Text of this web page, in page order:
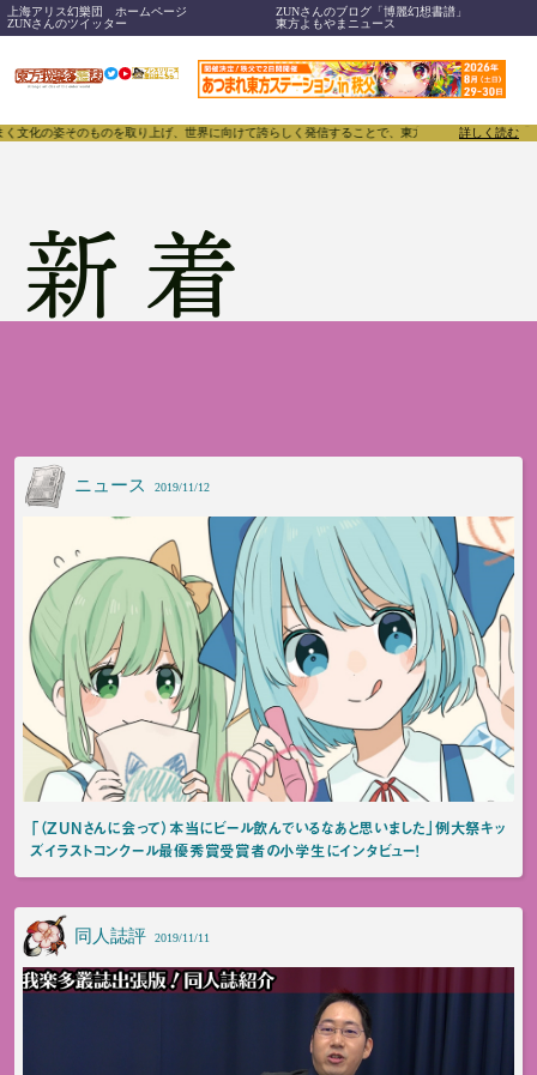
上海アリス幻樂団 ホームページ
ZUNさんのブログ「博麗幻想書譜」
ZUNさんのツイッター
東方よもやまニュース
界に向けて誇らしく発信することで、東方Projectのみならず「同人文化」そのものをさらに刺
詳しく読む
新着
ニュース 2019/11/12
「（ZUNさんに会って）本当にビール飲んでいるなあと思いました」例大祭キッ
ズイラストコンクール最優秀賞受賞者の小学生にインタビュー！
同人誌評 2019/11/11